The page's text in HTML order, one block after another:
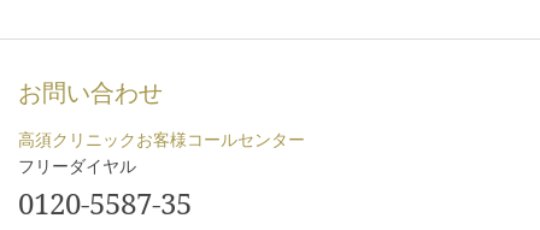
お問い合わせ
高須クリニックお客様コールセンター
フリーダイヤル
0120-5587-35